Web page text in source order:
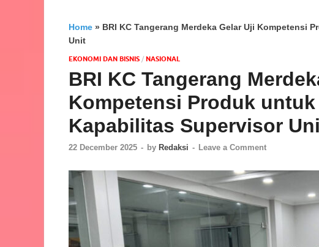
Home » BRI KC Tangerang Merdeka Gelar Uji Kompetensi
Unit
EKONOMI DAN BISNIS / NASIONAL
BRI KC Tangerang
Kompetensi Produk
Kapabilitas Supervisor
22 December 2025 - by Redaksi - Leave a Comment